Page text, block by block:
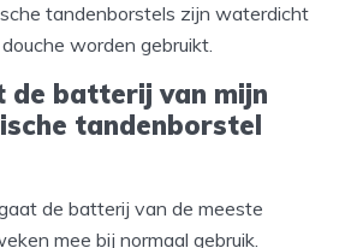
tandenborstels zijn waterdicht
worden gebruikt.
de batterij van mijn
tandenborstel
de batterij van de meeste
mee bij normaal gebruik.